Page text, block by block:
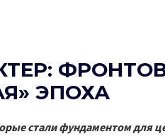
ЭПОХА
стали фундаментом